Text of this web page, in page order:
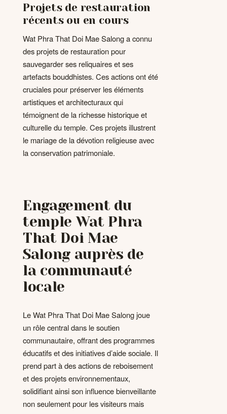
Projets de restauration
récents ou en cours
Wat Phra That Doi Mae Salong a connu
des projets de restauration pour
sauvegarder ses reliquaires et ses
artefacts bouddhistes. Ces actions ont été
cruciales pour préserver les éléments
artistiques et architecturaux qui
témoignent de la richesse historique et
culturelle du temple. Ces projets illustrent
le mariage de la dévotion religieuse avec
la conservation patrimoniale.
Engagement du
temple Wat Phra
That Doi Mae
Salong auprès de
la communauté
locale
Le Wat Phra That Doi Mae Salong joue
un rôle central dans le soutien
communautaire, offrant des programmes
éducatifs et des initiatives d’aide sociale. Il
prend part à des actions de reboisement
et des projets environnementaux,
solidifiant ainsi son influence bienveillante
non seulement pour les visiteurs mais